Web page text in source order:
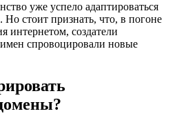
уже успело адаптироваться
стоит признать, что, в погоне
интернетом, создатели
спровоцировали новые